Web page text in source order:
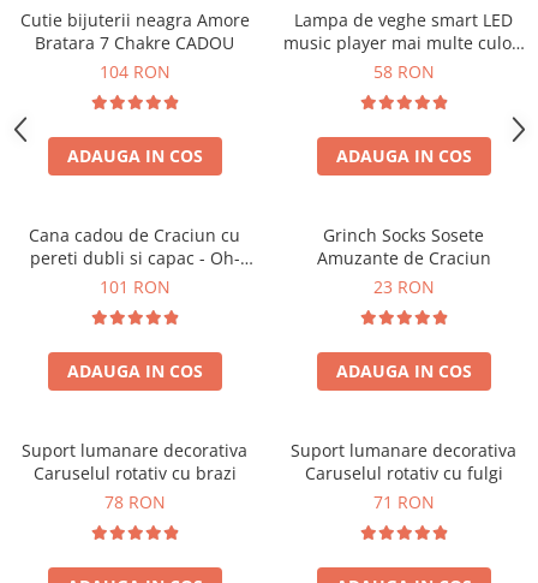
Cutie bijuterii neagra Amore
Bratara 7 Chakre CADOU
104 RON
ADAUGA IN COS
Lampa de veghe smart LED
music player mai multe culori
touch control handsfree
58 RON
ADAUGA IN COS
Cana cadou de Craciun cu
pereti dubli si capac - Oh-
Brad-frumos
101 RON
ADAUGA IN COS
Grinch Socks Sosete
Amuzante de Craciun
23 RON
ADAUGA IN COS
Suport lumanare decorativa
Caruselul rotativ cu brazi
78 RON
Suport lumanare decorativa
Caruselul rotativ cu fulgi
71 RON